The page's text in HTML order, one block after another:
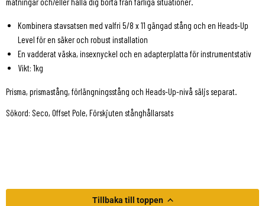
Kombinera stavsatsen med valfri 5/8 x 11 gängad stång och en Heads-Up
Level för en säker och robust installation
En vadderat väska, insexnyckel och en adapterplatta för instrumentstativ
Vikt: 1kg
Prisma, prismastång, förlängningsstång och Heads-Up-nivå säljs separat.
Sökord: Seco, Offset Pole, Förskjuten stånghållarsats
Tillbaka till toppen